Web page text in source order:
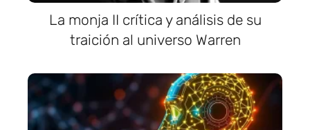
La monja II crítica y análisis de su
traición al universo Warren